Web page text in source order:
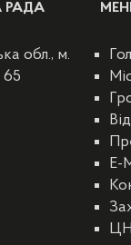
РАДА
обл., м.
65
E-